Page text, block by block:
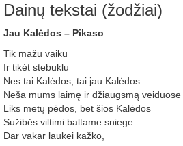
Dainų tekstai (žodžiai)
Jau Kalėdos – Pikaso
Tik mažu vaiku
Ir tikėt stebuklu
Nes tai Kalėdos, tai jau Kalėdos
Neša mums laimę ir džiaugsmą veiduose
Liks metų pėdos, bet šios Kalėdos
Sužibės viltimi baltame sniege
Dar vakar laukei kažko,